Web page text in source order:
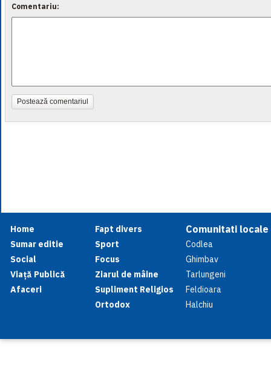
Comentariu:
Postează comentariul
Home
Sumar editie
Social
Viață Publică
Afaceri
Fapt divers
Sport
Focus
Ziarul de mâine
Supliment Religios
Ortodox
Comunitati locale
Codlea
Ghimbav
Tarlungeni
Feldioara
Halchiu